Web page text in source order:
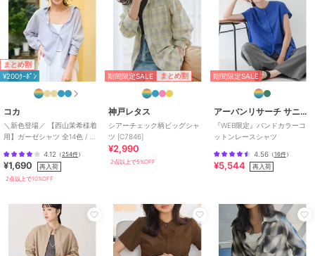
まとめ割
¥200ｸｰﾎﾟﾝ
コカ
＼新色登場／ 【西山茉希様着
用】ガーゼシャツ 全14色 / 冷
4.12 （254件）
¥1,690 再入荷
2点以上で10%OFF
期間限定SALE まとめ割
神戸レタス
シアーチェック柄ビッグシャ
ツ [C7846]
¥2,990
2点以上で5%OFF
期間限定SALE
アーバンリサーチ サニーレーベル
『WEB限定』バンドカラーコ
ットンレースシャツ
4.56（16件）
¥5,544 再入荷